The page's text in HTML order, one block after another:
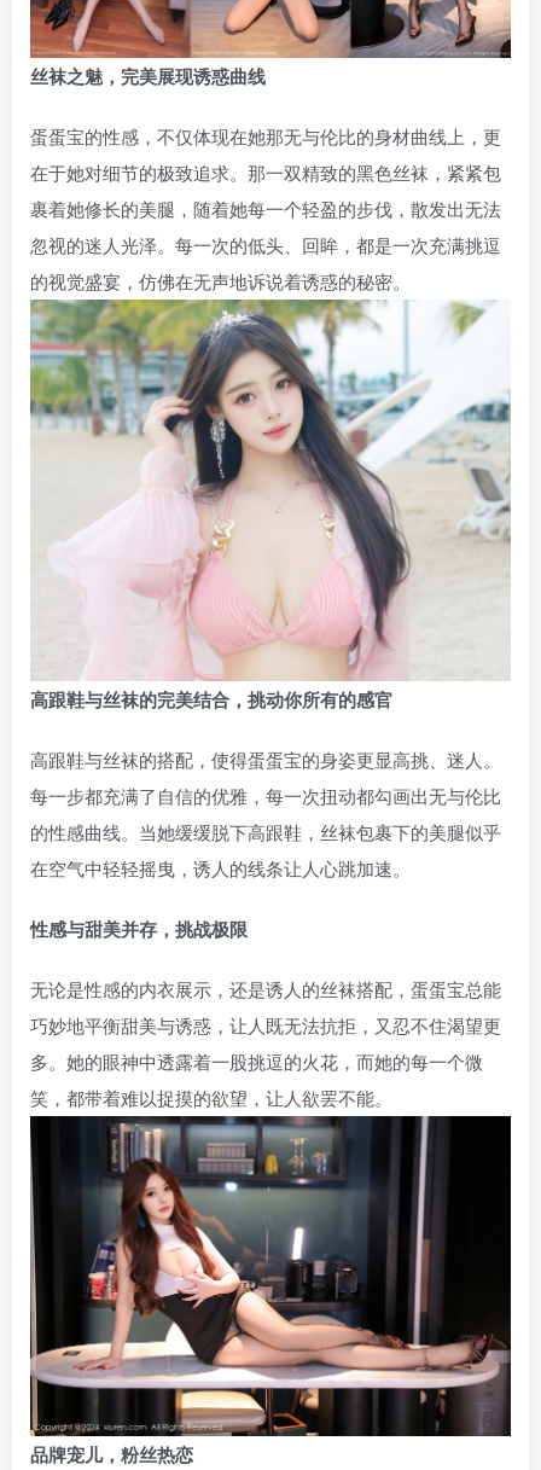
丝袜之魅，完美展现诱惑曲线
蛋蛋宝的性感，不仅体现在她那无与伦比的身材曲线上，更
在于她对细节的极致追求。那一双精致的黑色丝袜，紧紧包
裹着她修长的美腿，随着她每一个轻盈的步伐，散发出无法
忽视的迷人光泽。每一次的低头、回眸，都是一次充满挑逗
的视觉盛宴，仿佛在无声地诉说着诱惑的秘密。
高跟鞋与丝袜的完美结合，挑动你所有的感官
高跟鞋与丝袜的搭配，使得蛋蛋宝的身姿更显高挑、迷人。
每一步都充满了自信的优雅，每一次扭动都勾画出无与伦比
的性感曲线。当她缓缓脱下高跟鞋，丝袜包裹下的美腿似乎
在空气中轻轻摇曳，诱人的线条让人心跳加速。
性感与甜美并存，挑战极限
无论是性感的内衣展示，还是诱人的丝袜搭配，蛋蛋宝总能
巧妙地平衡甜美与诱惑，让人既无法抗拒，又忍不住渴望更
多。她的眼神中透露着一股挑逗的火花，而她的每一个微
笑，都带着难以捉摸的欲望，让人欲罢不能。
品牌宠儿，粉丝热恋